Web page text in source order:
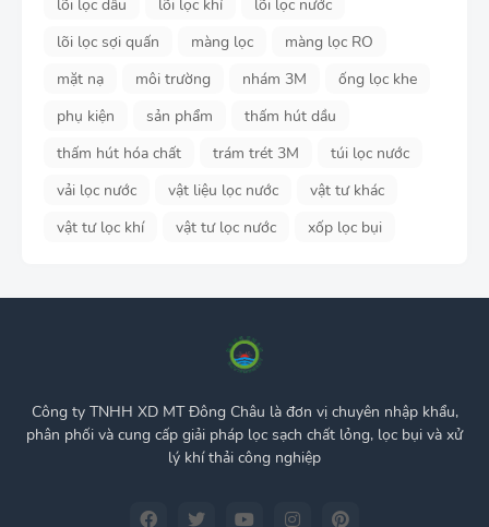
lõi lọc dầu
lõi lọc khí
lõi lọc nước
lõi lọc sợi quấn
màng lọc
màng lọc RO
mặt nạ
môi trường nhám 3M
ống lọc khe
phụ kiện
sản phẩm
thấm hút dầu
thấm hút hóa chất
trám trét 3M
túi lọc nước
vải lọc nước
vật liệu lọc nước
vật tư khác
vật tư lọc khí
vật tư lọc nước xốp lọc bụi
Công ty TNHH XD MT Đông Châu là đơn vị chuyên nhập khẩu,
phân phối và cung cấp giải pháp lọc sạch chất lỏng, lọc bụi và xử
lý khí thải công nghiệp